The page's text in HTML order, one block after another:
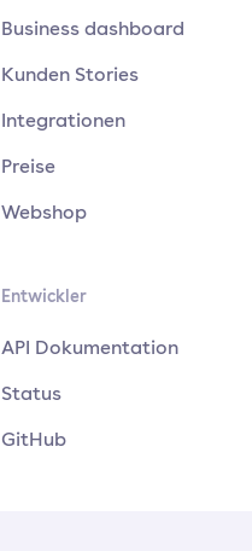
Business dashboard
Kunden Stories
Integrationen
Preise
Webshop
Entwickler
API Dokumentation
Status
GitHub